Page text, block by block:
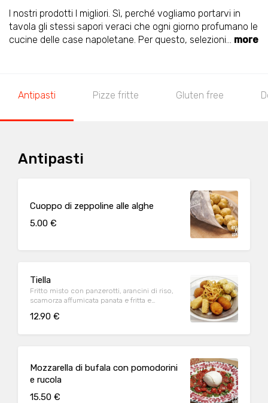
I nostri prodotti I migliori. Sì, perché vogliamo portarvi in
tavola gli stessi sapori veraci che ogni giorno profumano le
cucine delle case napoletane. Per questo, selezioni... more
Antipasti Pizze fritte Gluten free
Antipasti
Cuoppo di zeppoline alle alghe
5.00 €
Tiella
Fritto misto con panzerotti, arancini di riso,
scamorza affumicata panata e fritta e
12.90 €
Mozzarella di bufala con pomodorini
e rucola
15.50 €